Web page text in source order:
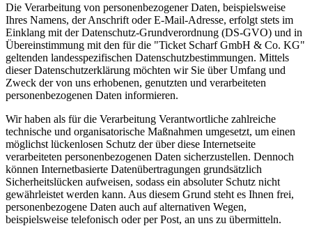
Die Verarbeitung von personenbezogener Daten, beispielsweise
Ihres Namens, der Anschrift oder E-Mail-Adresse, erfolgt stets im
Einklang mit der Datenschutz-Grundverordnung (DS-GVO) und in
Übereinstimmung mit den für die "Ticket Scharf GmbH & Co. KG"
geltenden landesspezifischen Datenschutzbestimmungen. Mittels
dieser Datenschutzerklärung möchten wir Sie über Umfang und
Zweck der von uns erhobenen, genutzten und verarbeiteten
personenbezogenen Daten informieren.
Wir haben als für die Verarbeitung Verantwortliche zahlreiche
technische und organisatorische Maßnahmen umgesetzt, um einen
möglichst lückenlosen Schutz der über diese Internetseite
verarbeiteten personenbezogenen Daten sicherzustellen. Dennoch
können Internetbasierte Datenübertragungen grundsätzlich
Sicherheitslücken aufweisen, sodass ein absoluter Schutz nicht
gewährleistet werden kann. Aus diesem Grund steht es Ihnen frei,
personenbezogene Daten auch auf alternativen Wegen,
beispielsweise telefonisch oder per Post, an uns zu übermitteln.